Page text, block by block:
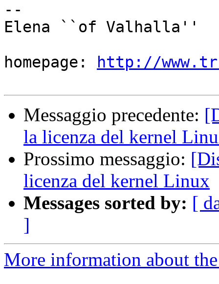
--
Elena ``of Valhalla''
homepage:
http://
Messaggio precedente:
la licenza del kernel
Prossimo messaggio:
licenza del kernel Linux
Messages sorted by: [
]
More information about